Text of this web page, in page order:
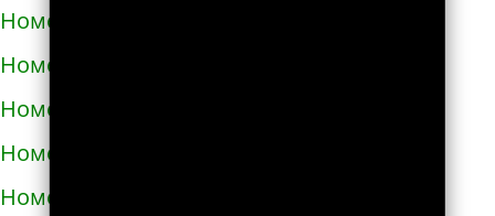
Номера телефонов такси в Ракитном
Номера телефонов такси в Рахове
Номера телефонов такси в Рени
Номера телефонов такси в Ровно
Номера телефонов такси в Ромнах